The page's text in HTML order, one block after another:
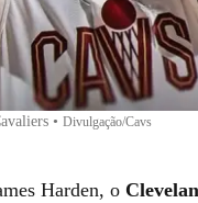
• Divulgação/Cavs
Harden, o